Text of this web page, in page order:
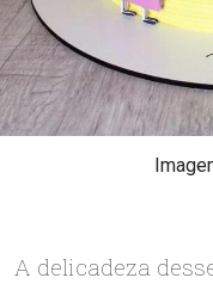
A delicadeza